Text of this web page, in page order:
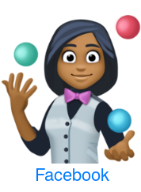
Facebook